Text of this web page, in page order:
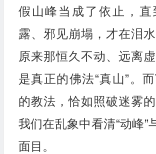
假山峰当成了依止，直
露、邪见崩塌，才在泪水
原来那恒久不动、远离
是真正的佛法“真山”。而
的教法，恰如照破迷雾
我们在乱象中看清“动峰”
面目。